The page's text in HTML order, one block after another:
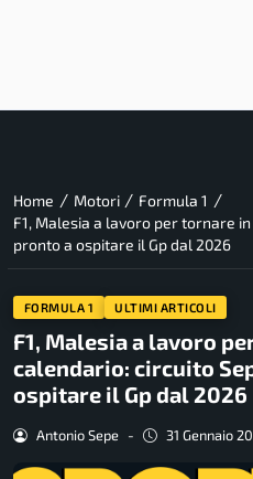
Home / Motori / Formula 1 /
F1, Malesia a lavoro per tornare
pronto a ospitare il Gp dal 2026
FORMULA 1 ULTIMI ARTICOLI
F1, Malesia a lavoro
calendario: circuito
ospitare il Gp dal 2026
Antonio Sepe - 31 Gennaio